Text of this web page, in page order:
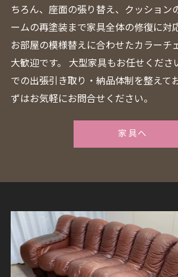
ちろん、座面の張り替え、クッション
ームの再塗装まで家具全体の修復に対
お部屋の模様替えに合わせたカラーチ
大歓迎です。 大型家具もお任せくださ
での出張引き取り・納品体制を整えて
ずはお気軽にお問合せください。
家具へ